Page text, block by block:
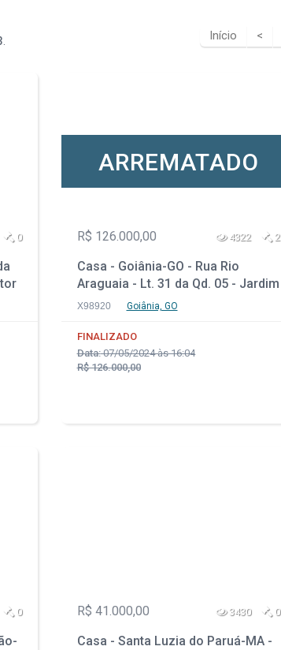
Início <
0
ARREMATADO
R$ 126.000,00 4322 2
Casa - Goiânia-GO - Rua Rio
Araguaia - Lt. 31 da Qd. 05 - Jardim
Novo Petrópolis
X98920 Goiânia, GO
FINALIZADO
Data:07/05/2024 às 16:04
R$ 126.000,00
0 R$ 41.000,00 3430 0
Casa - Santa Luzia do Paruá-MA -